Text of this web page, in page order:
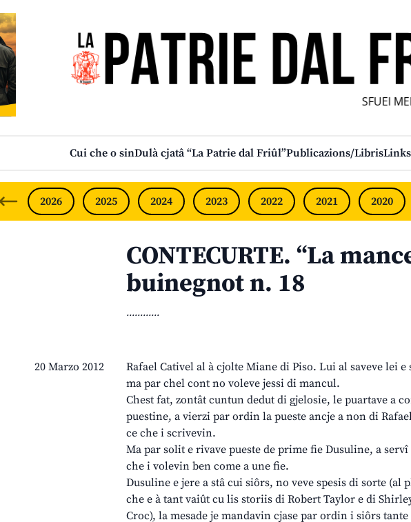
SFUEI
Cui che o sinDulà cjatâ “La Patrie dal Friûl”Publicazions/Libris
2026 2025 2024 2023 2022 2021 2020
CONTECURTE. “La
buinegnot n. 18
............
20 Marzo 2012
Rafael Cativel al à cjolte Miane di Piso. Lui al saveve lei
ma par chel cont no voleve jessi di mancul.
Chest fat, zontât cuntun dedut di gjelosie, le puartave a
puestine, a vierzi par ordin la pueste ancje a non di
ce che i scrivevin.
Ma par solit e rivave pueste de prime fie Dusuline, a
che i volevin ben come a une fie.
Dusuline e jere a stâ cui siôrs, no veve spesis di sorte
che e à tant vaiût cu lis storiis di Robert Taylor e di
Croc), la mesade je mandavin cjase par ordin i siôrs